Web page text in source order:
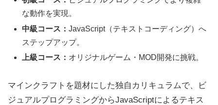
な動作を実現。
中級コース：JavaScript（テキストコーディング）へ
ステップアップ。
上級コース： オリジナルゲーム・MOD開発に挑戦。
マインクラフトを題材にした独自カリキュラムで、ビ
ジュアルプログラミングからJavaScriptによるテキス